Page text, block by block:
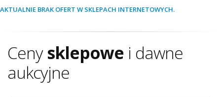
AKTUALNIE BRAK OFERT W SKLEPACH INTERNETOWYCH.
Cenysklepowe i dawne
aukcyjne